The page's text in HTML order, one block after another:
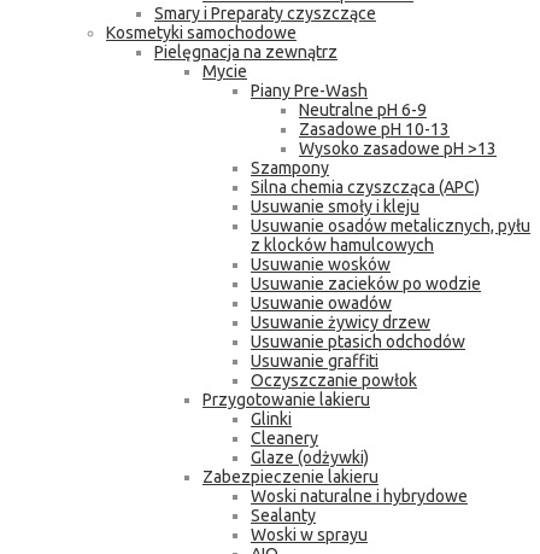
Smary i Preparaty czyszczące
Kosmetyki samochodowe
Pielęgnacja na zewnątrz
Mycie
Piany Pre-Wash
Neutralne pH 6-9
Zasadowe pH 10-13
Wysoko zasadowe pH >13
Szampony
Silna chemia czyszcząca (APC)
Usuwanie smoły i kleju
Usuwanie osadów metalicznych, pyłu
z klocków hamulcowych
Usuwanie wosków
Usuwanie zacieków po wodzie
Usuwanie owadów
Usuwanie żywicy drzew
Usuwanie ptasich odchodów
Usuwanie graffiti
Oczyszczanie powłok
Przygotowanie lakieru
Glinki
Cleanery
Glaze (odżywki)
Zabezpieczenie lakieru
Woski naturalne i hybrydowe
Sealanty
Woski w sprayu